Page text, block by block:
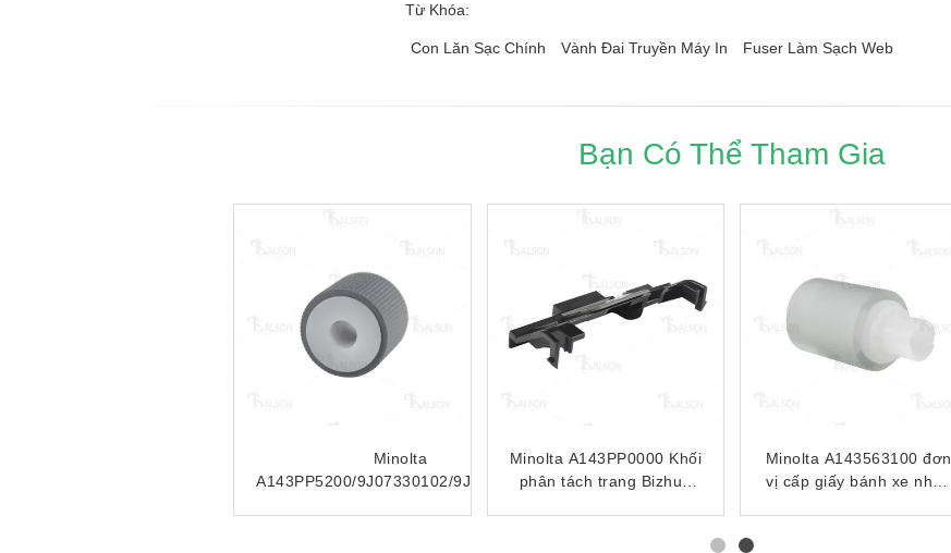
Từ Khóa:
Con Lăn Sạc Chính Vành Đai Truyền Máy In Fuser Làm Sạch Web
Bạn Có Thể Tham Gia
Minolta
A143PP5200/9J07330102/9J07330101
Minolta A143PP0000 Khối
phân tách trang Bizhub
Minolta A143563100 đơn
vị cấp giấy bánh xe nhận